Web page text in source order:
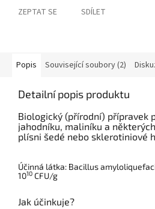
ZEPTAT SE SDÍLET
Popis Související soubory (2)
Detailní popis produktu
Biologický (přírodní) přípravek
jahodníku, maliníku a
plísni šedé nebo sklerotiniové
Účinná látka: Bacillus
1010 CFU/g
Jak účinkuje?